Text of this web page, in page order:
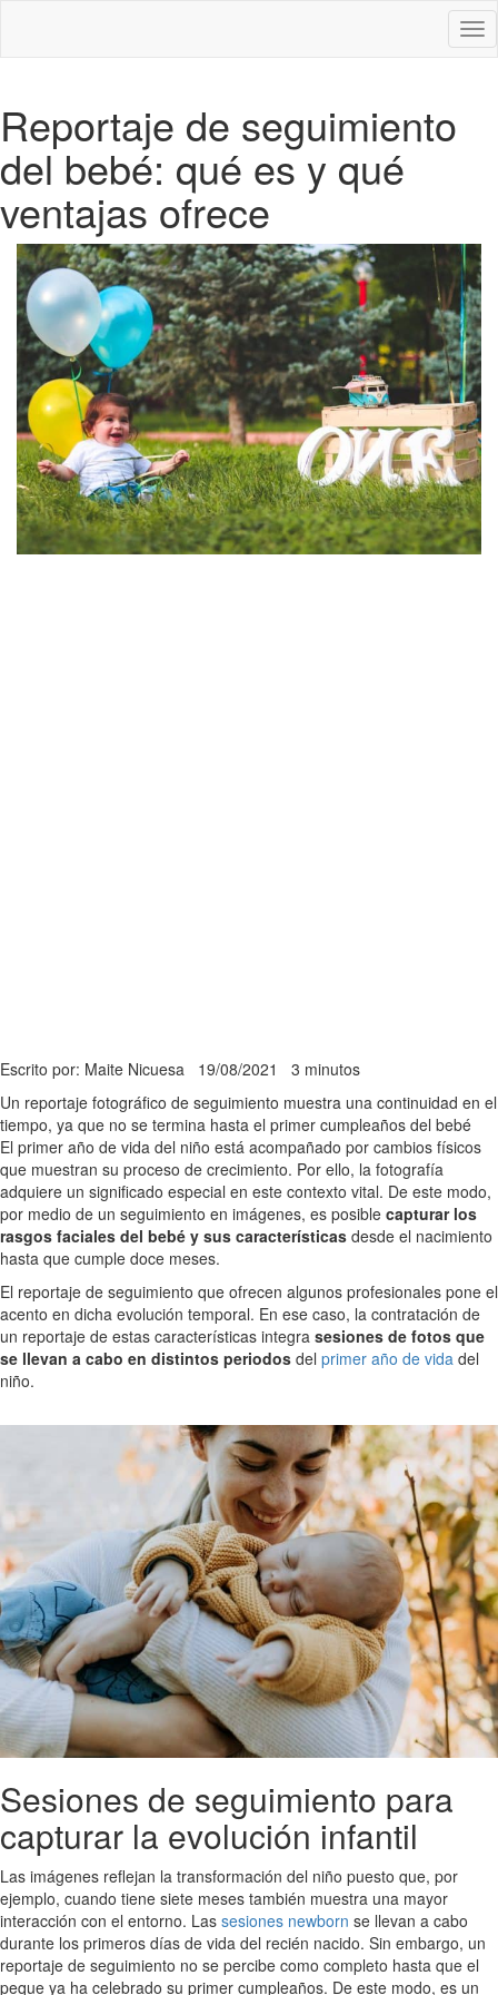
Reportaje de seguimiento
del bebé: qué es y qué
ventajas ofrece
Escrito por: Maite Nicuesa 19/08/2021 3 minutos
Un reportaje fotográfico de seguimiento muestra una continuidad en el
tiempo, ya que no se termina hasta el primer cumpleaños del bebé
El primer año de vida del niño está acompañado por cambios físicos
que muestran su proceso de crecimiento. Por ello, la fotografía
adquiere un significado especial en este contexto vital. De este modo,
por medio de un seguimiento en imágenes, es posible capturar los
rasgos faciales del bebé y sus características desde el nacimiento
hasta que cumple doce meses.
El reportaje de seguimiento que ofrecen algunos profesionales pone el
acento en dicha evolución temporal. En ese caso, la contratación de
un reportaje de estas características integra sesiones de fotos que
se llevan a cabo en distintos periodos del primer año de vida del
niño.
Sesiones de seguimiento para
capturar la evolución infantil
Las imágenes reflejan la transformación del niño puesto que, por
ejemplo, cuando tiene siete meses también muestra una mayor
interacción con el entorno. Las sesiones newborn se llevan a cabo
durante los primeros días de vida del recién nacido. Sin embargo, un
reportaje de seguimiento no se percibe como completo hasta que el
peque ya ha celebrado su primer cumpleaños. De este modo, es un